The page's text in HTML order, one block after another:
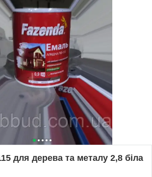
для дерева та металу 2,8 біла